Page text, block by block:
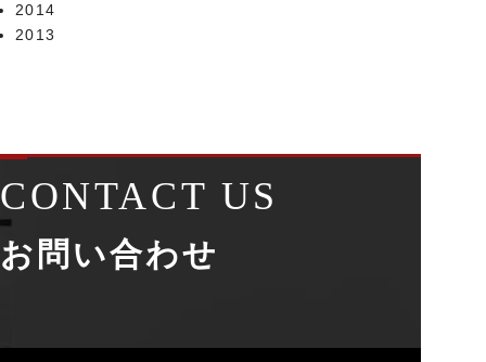
2014
2013
CONTACT US
お問い合わせ